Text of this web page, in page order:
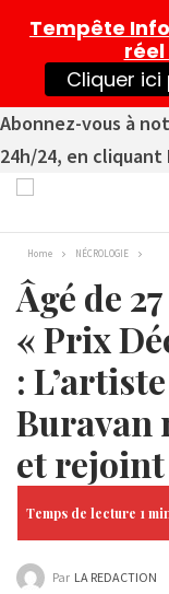
Abonnez-vous à
24h/24, en cliquant
Home NÉCROLOGIE
Âgé de
« Prix
:
Buravan
et rejoint
Par LA REDACTION
Tempête
Cliquer